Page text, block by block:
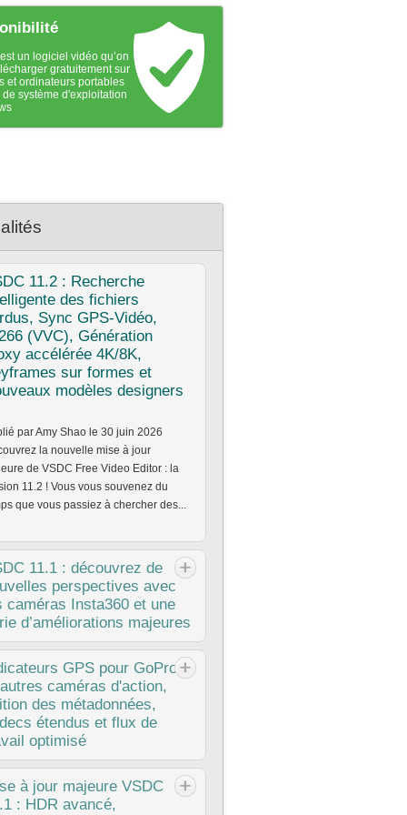
un logiciel vidéo qu’on
gratuitement sur
et ordinateurs portables
de système d'exploitation
11.2 : Recherche
des fichiers
Sync GPS‑Vidéo,
(VVC), Génération
accélérée 4K/8K,
sur formes et
modèles designers
par Amy Shao le 30 juin 2026
la nouvelle mise à jour
de VSDC Free Video Editor : la
11.2 ! Vous vous souvenez du
que vous passiez à chercher des...
11.1 : découvrez de
perspectives avec
caméras Insta360 et une
d’améliorations majeures
par Amy Shao le 11 mars 2026
est le meilleur cadeau pour une
créative ? De nouvelles
bien sûr. Avec la mise à jour
l’équipe VSDC introduit la...
GPS pour GoPro
caméras d'action,
des métadonnées,
étendus et flux de
optimisé
par Amy Shao 19/11/25 Découvrez
à jour tant attendue VSDC 10.2 :
à jour majeure VSDC
: HDR avancé,